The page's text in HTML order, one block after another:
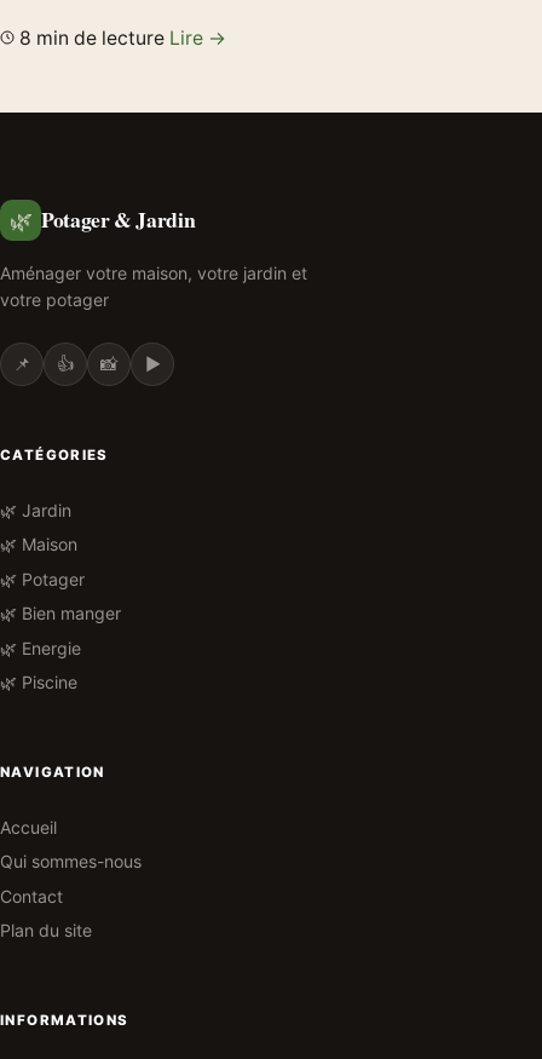
8 min de lecture Lire →
🌿 Potager & Jardin
Aménager votre maison, votre jardin et
votre potager
📌 👍 📸 ▶️
CATÉGORIES
🌿 Jardin
🌿 Maison
🌿 Potager
🌿 Bien manger
🌿 Energie
🌿 Piscine
NAVIGATION
Accueil
Qui sommes-nous
Contact
Plan du site
INFORMATIONS